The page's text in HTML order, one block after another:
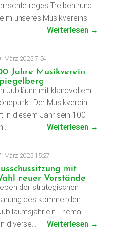
reges Treiben rund
unseres Musikvereins
Weiterlesen →
März 2025 7:54
Jahre Musikverein
Jubiläum mit klangvollem
Der Musikverein
in diesem Jahr sein 100-
Weiterlesen →
März 2025 15:27
mit
neuer Vorstände
der strategischen
des kommenden
ein Thema.
diverse…
Weiterlesen →